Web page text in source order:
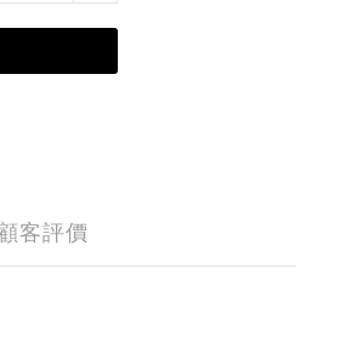
客評價